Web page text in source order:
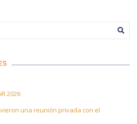
2026
una reunión privada con el